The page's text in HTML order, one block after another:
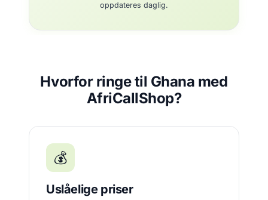
oppdateres daglig.
Hvorfor ringe til Ghana med
AfriCallShop?
💰
Uslåelige priser